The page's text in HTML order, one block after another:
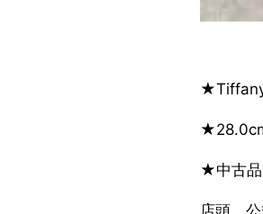
★Tiffany
★中古品
店頭、